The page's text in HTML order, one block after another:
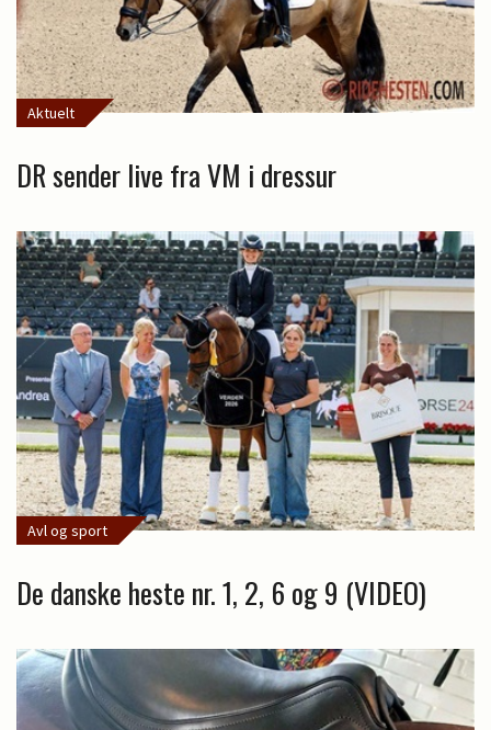
Aktuelt
DR sender live fra VM i dressur
Avl og sport
De danske heste nr. 1, 2, 6 og 9 (VIDEO)